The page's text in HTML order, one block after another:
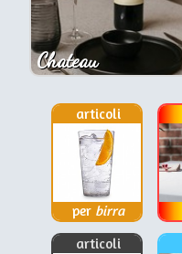
Chateau
articoli
per birra
articoli